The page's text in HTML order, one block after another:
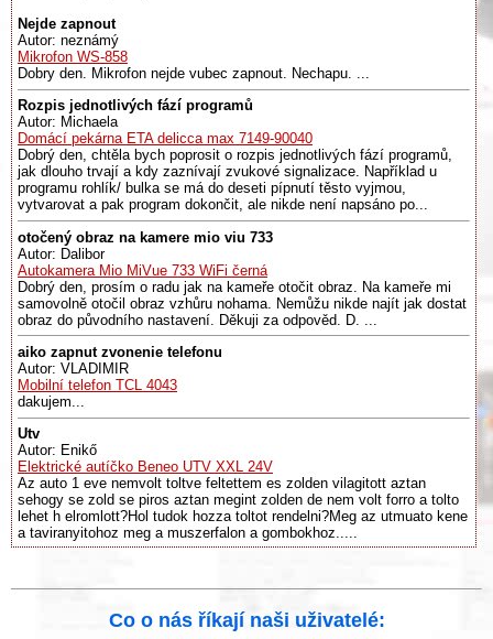
Nejde zapnout
Autor: neznámý
Mikrofon WS-858
Dobry den. Mikrofon nejde vubec zapnout. Nechapu. ...
Rozpis jednotlivých fází programů
Autor: Michaela
Domácí pekárna ETA delicca max 7149-90040
Dobrý den, chtěla bych poprosit o rozpis jednotlivých fází programů,
jak dlouho trvají a kdy zaznívají zvukové signalizace. Například u
programu rohlík/ bulka se má do deseti pípnutí těsto vyjmou,
vytvarovat a pak program dokončit, ale nikde není napsáno po...
otočený obraz na kamere mio viu 733
Autor: Dalibor
Autokamera Mio MiVue 733 WiFi černá
Dobrý den, prosím o radu jak na kameře otočit obraz. Na kameře mi
samovolně otočil obraz vzhůru nohama. Nemůžu nikde najít jak dostat
obraz do původního nastavení. Děkuji za odpověd. D. ...
aiko zapnut zvonenie telefonu
Autor: VLADIMIR
Mobilní telefon TCL 4043
dakujem...
Utv
Autor: Enikő
Elektrické autíčko Beneo UTV XXL 24V
Az auto 1 eve nemvolt toltve feltettem es zolden vilagitott aztan
sehogy se zold se piros aztan megint zolden de nem volt forro a tolto
lehet h elromlott?Hol tudok hozza toltot rendelni?Meg az utmuato kene
a taviranyitohoz meg a muszerfalon a gombokhoz.....
Co o nás říkají naši uživatelé: